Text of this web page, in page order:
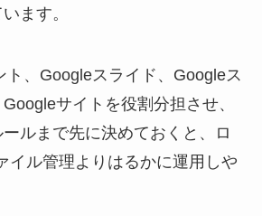
ます。
ト、Googleスライド、Googleス
サイトを役割分担させ、
ルまで先に決めておくと、ロ
イル管理よりはるかに運用しや